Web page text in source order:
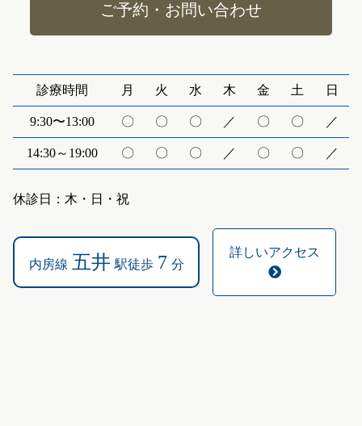
ご予約・お問い合わせ
診療時間 月 火 水 木 金 土 日
9:30〜13:00 〇 〇 〇 ／ 〇 〇 ／
14:30～19:00 〇 〇 〇 ／ 〇 〇 ／
休診日：木・日・祝
内房線 五井 駅徒歩 7 分
詳しいアクセス